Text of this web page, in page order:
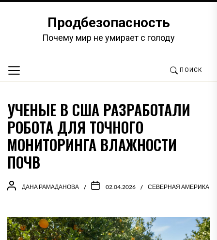
содержимомуПродбезопасность
Почему мир не умирает с голоду
ПОИСК
УЧЕНЫЕ В США РАЗРАБОТАЛИ
РОБОТА ДЛЯ ТОЧНОГО
МОНИТОРИНГА ВЛАЖНОСТИ
ПОЧВ
ДАНА РАМАДАНОВА 02.04.2026 СЕВЕРНАЯ АМЕРИКА